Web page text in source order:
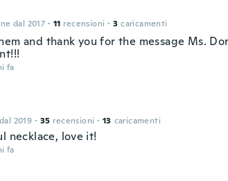
dal 2017 · 11 recensioni · 3 caricamenti
and thank you for the message Ms.
fa
2019 · 35 recensioni · 13 caricamenti
necklace, love it!
fa